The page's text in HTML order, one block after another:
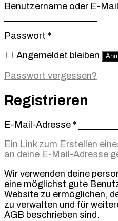
Benutzername oder E-
Passwort *Erforderlich
Angemeldet bleiben
Passwort vergessen?
Registrieren
E-Mail-Adresse *
Ein Link zum Erstellen
an deine E-Mail-Adresse
Wir verwenden deine
eine möglichst gute
Website zu ermöglichen,
zu verwalten und für
AGB beschrieben sind.